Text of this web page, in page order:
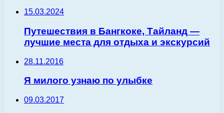
15.03.2024
Путешествия в Бангкоке, Тайланд —
лучшие места для отдыха и экскурсий
28.11.2016
Я милого узнаю по улыбке
09.03.2017